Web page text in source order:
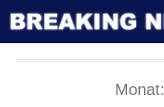
Monat: